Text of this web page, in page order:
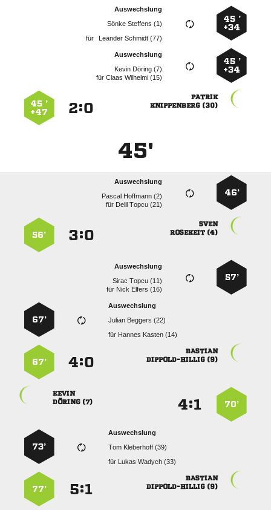
45 ’
+34
Auswechslung
  
für
  
45 ’
+34
Auswechslung
  
für  

 
:
45 ’
+47
45'
46’
Auswechslung
  
für   

 
:
56’
57’
Auswechslung
  
für   
Auswechslung
  
für   
67’

 
:
67’
70’
:

 
Auswechslung
  
für   
73’

 
:
77’